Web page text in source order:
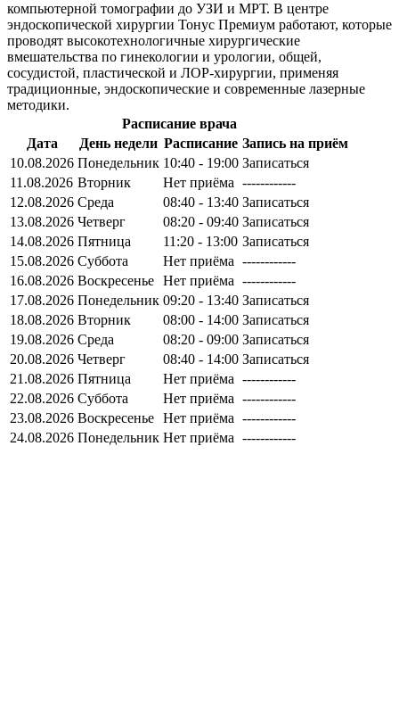
компьютерной томографии до УЗИ и МРТ. В центре
эндоскопической хирургии Тонус Премиум работают, которые
проводят высокотехнологичные хирургические
вмешательства по гинекологии и урологии, общей,
сосудистой, пластической и ЛОР-хирургии, применяя
традиционные, эндоскопические и современные лазерные
методики.
Расписание врача
Дата
День недели Расписание Запись на приём
10.08.2026 Понедельник 10:40 - 19:00 Записаться
11.08.2026 Вторник Нет приёма ------------
12.08.2026 Среда 08:40 - 13:40 Записаться
13.08.2026 Четверг 08:20 - 09:40 Записаться
14.08.2026 Пятница 11:20 - 13:00 Записаться
15.08.2026 Суббота Нет приёма ------------
16.08.2026 Воскресенье Нет приёма ------------
17.08.2026 Понедельник 09:20 - 13:40 Записаться
18.08.2026 Вторник 08:00 - 14:00 Записаться
19.08.2026 Среда 08:20 - 09:00 Записаться
20.08.2026 Четверг 08:40 - 14:00 Записаться
21.08.2026 Пятница Нет приёма ------------
22.08.2026 Суббота Нет приёма ------------
23.08.2026 Воскресенье Нет приёма ------------
24.08.2026 Понедельник Нет приёма ------------